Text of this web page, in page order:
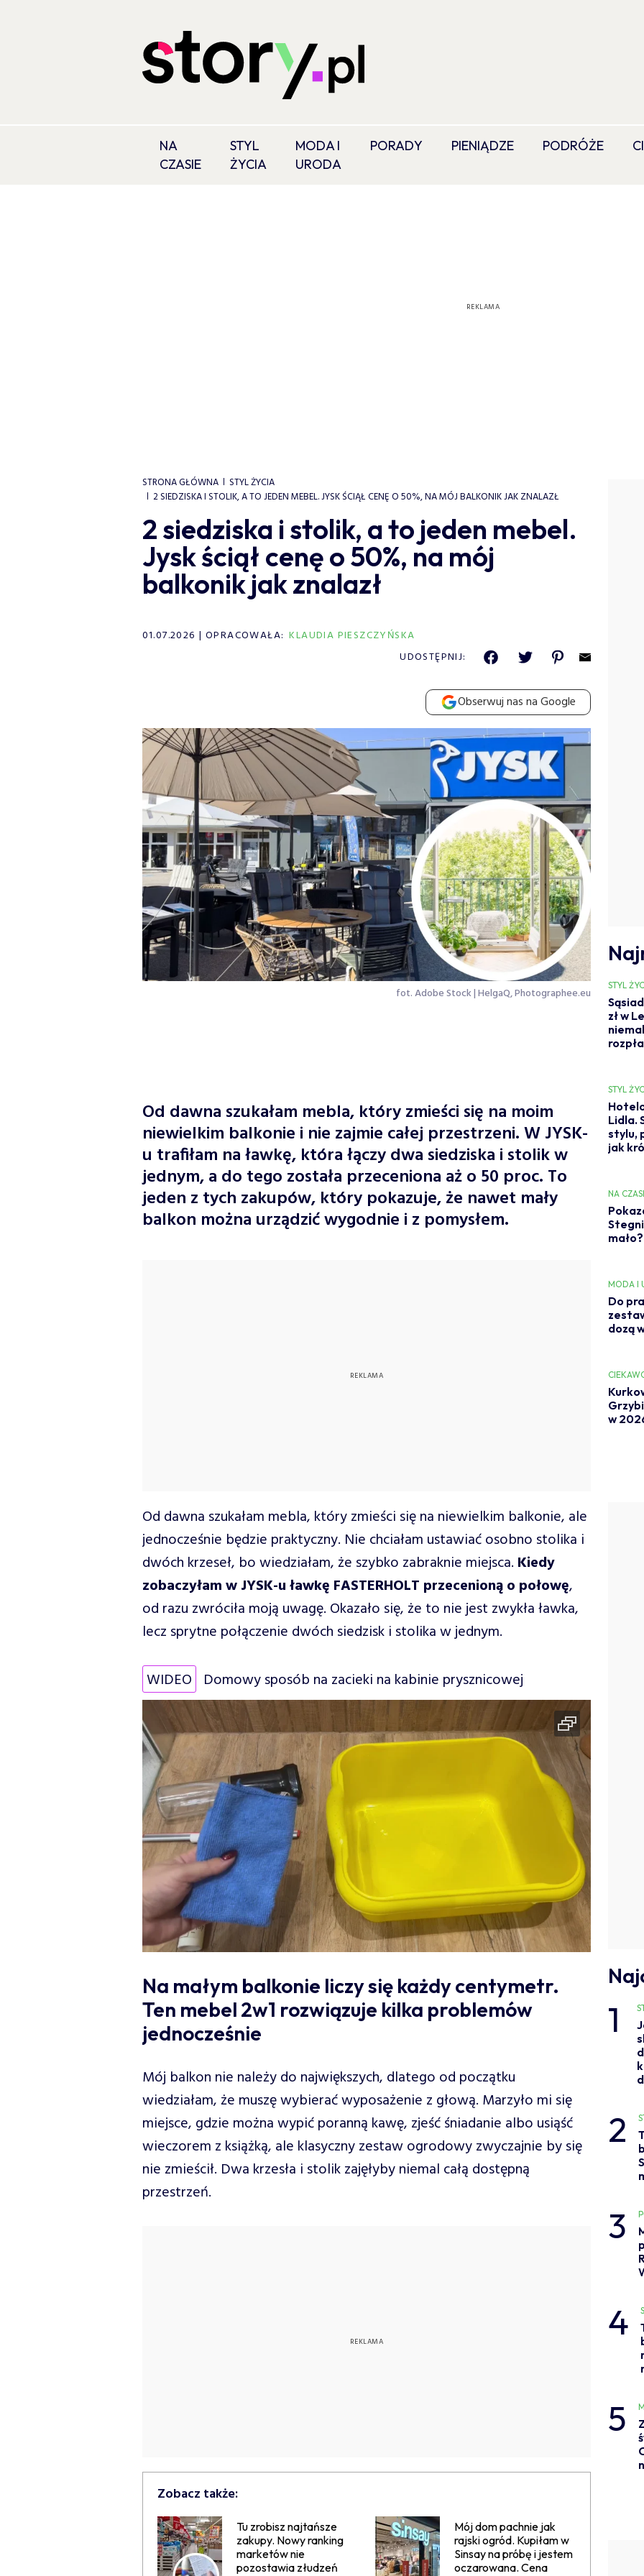
NA
CZASIE
STYL
ŻYCIA
MODA I
URODA
PORADY PIENIĄDZE PODRÓŻE
STRONA GŁÓWNA
STYL ŻYCIA
2 SIEDZISKA I STOLIK, A TO JEDEN MEBEL. JYSK ŚCIĄŁ CENĘ O 50%, NA MÓJ BALKONIK JAK ZNALAZŁ
2 siedziska i stolik, a to jeden mebel.
Jysk ściął cenę o 50%, na mój
balkonik jak znalazł
01.07.2026 OPRACOWAŁA: KLAUDIA PIESZCZYŃSKA
UDOSTĘPNIJ:
Obserwuj nas na Google
fot. Adobe Stock | HelgaQ, Photographee.eu
Od dawna szukałam mebla, który zmieści się na moim
niewielkim balkonie i nie zajmie całej przestrzeni. W JYSK-
u trafiłam na ławkę, która łączy dwa siedziska i stolik w
jednym, a do tego została przeceniona aż o 50 proc. To
jeden z tych zakupów, który pokazuje, że nawet mały
balkon można urządzić wygodnie i z pomysłem.
Od dawna szukałam mebla, który zmieści się na niewielkim balkonie, ale
jednocześnie będzie praktyczny. Nie chciałam ustawiać osobno stolika i
dwóch krzeseł, bo wiedziałam, że szybko zabraknie miejsca. Kiedy
zobaczyłam w JYSK-u ławkę FASTERHOLT przecenioną o połowę,
od razu zwróciła moją uwagę. Okazało się, że to nie jest zwykła ławka,
lecz sprytne połączenie dwóch siedzisk i stolika w jednym.
WIDEO Domowy sposób na zacieki na kabinie prysznicowej
Na małym balkonie liczy się każdy centymetr.
Ten mebel 2w1 rozwiązuje kilka problemów
jednocześnie
Mój balkon nie należy do największych, dlatego od początku
wiedziałam, że muszę wybierać wyposażenie z głową. Marzyło mi się
miejsce, gdzie można wypić poranną kawę, zjeść śniadanie albo usiąść
wieczorem z książką, ale klasyczny zestaw ogrodowy zwyczajnie by się
nie zmieścił. Dwa krzesła i stolik zajęłyby niemal całą dostępną
przestrzeń.
Zobacz także:
Tu zrobisz najtańsze
zakupy. Nowy ranking
marketów nie
pozostawia złudzeń
Mój dom pachnie jak
rajski ogród. Kupiłam w
Sinsay na próbę i jestem
oczarowana. Cena
STYL
zł w
STYL
Lidla.
stylu,
jak
NA
MODA I
Do
dozą
w
1
2
3
4
5